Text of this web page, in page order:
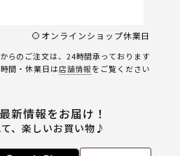
オンラインショップ休業日
らのご注文は、24時間承っております
間・休業日は店舗情報をご覧ください
新情報をお届け！
、楽しいお買い物♪